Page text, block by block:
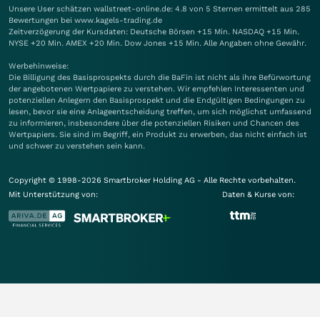
Unsere User schätzen wallstreet-online.de: 4.8 von 5 Sternen ermittelt aus 285
Bewertungen bei www.kagels-trading.de
Zeitverzögerung der Kursdaten: Deutsche Börsen +15 Min. NASDAQ +15 Min.
NYSE +20 Min. AMEX +20 Min. Dow Jones +15 Min. Alle Angaben ohne Gewähr.
Werbehinweise:
Die Billigung des Basisprospekts durch die BaFin ist nicht als ihre Befürwortung
der angebotenen Wertpapiere zu verstehen. Wir empfehlen Interessenten und
potenziellen Anlegern den Basisprospekt und die Endgültigen Bedingungen zu
lesen, bevor sie eine Anlageentscheidung treffen, um sich möglichst umfassend
zu informieren, insbesondere über die potenziellen Risiken und Chancen des
Wertpapiers. Sie sind im Begriff, ein Produkt zu erwerben, das nicht einfach ist
und schwer zu verstehen sein kann.
Copyright © 1998-2026 Smartbroker Holding AG - Alle Rechte vorbehalten.
Mit Unterstützung von:
Daten & Kurse von: